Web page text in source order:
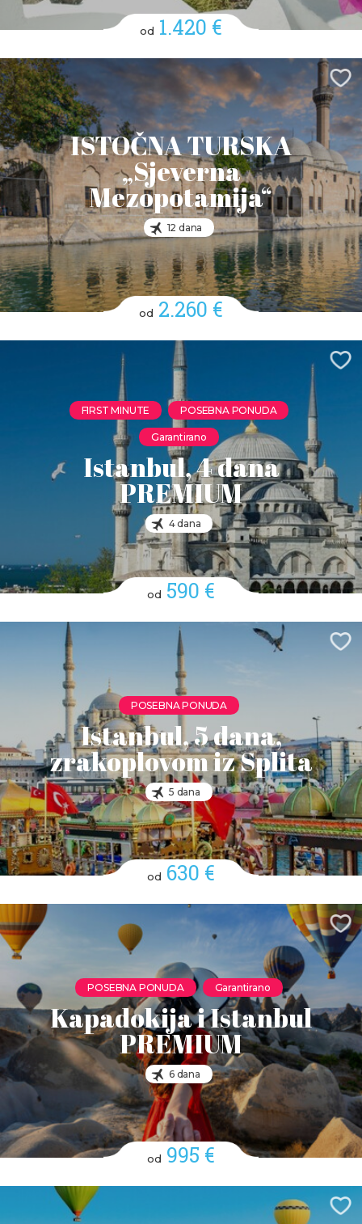
od 1.420 €
ISTOČNA TURSKA
„Sjeverna
Mezopotamija“
12 dana
od 2.260 €
FIRST MINUTE POSEBNA PONUDA
Garantirano
Istanbul, 4 dana
PREMIUM
4 dana
od 590 €
POSEBNA PONUDA
Istanbul, 5 dana,
zrakoplovom iz Splita
5 dana
od 630 €
POSEBNA PONUDA Garantirano
Kapadokija i Istanbul
PREMIUM
6 dana
od 995 €